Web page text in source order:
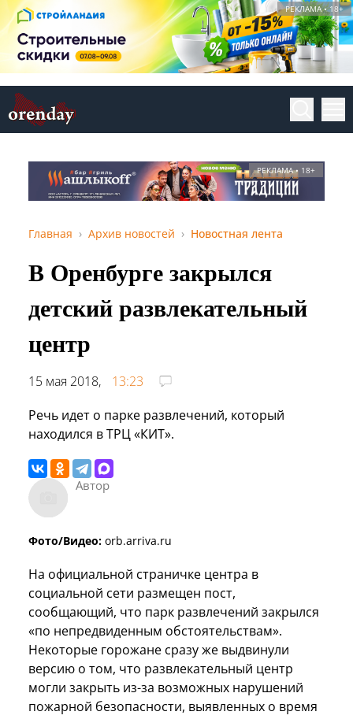
РЕКЛАМА • 18+
РЕКЛАМА • 18+
Главная Архив новостей Новостная лента
В Оренбурге закрылся
детский развлекательный
центр
15 мая 2018,
13:23
Речь идет о парке развлечений, который
находился в ТРЦ «КИТ».
Автор
Фото/Видео: orb.arriva.ru
На официальной страничке центра в
социальной сети размещен пост,
сообщающий, что парк развлечений закрылся
«по непредвиденным обстоятельствам».
Некоторые горожане сразу же выдвинули
версию о том, что развлекательный центр
могли закрыть из-за возможных нарушений
пожарной безопасности, выявленных о время